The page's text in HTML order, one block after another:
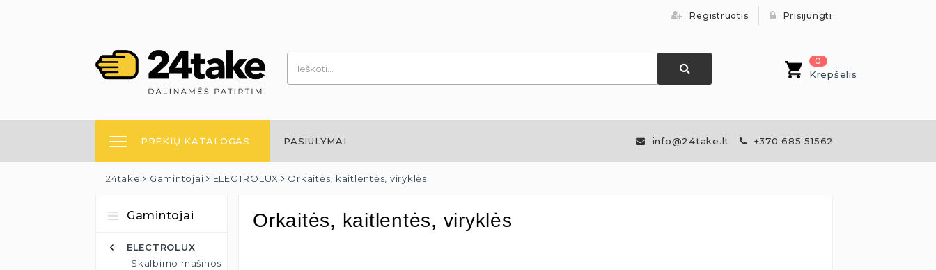
Registruotis Prisijungti
0
Krepšelis
PREKIŲ KATALOGAS PASIŪLYMAI info@24take.lt +370 685 51562
24take Gamintojai ELECTROLUX Orkaitės, kaitlentės, viryklės
Gamintojai
ELECTROLUX
Skalbimo mašinos
Orkaitės, kaitlentės, viryklės